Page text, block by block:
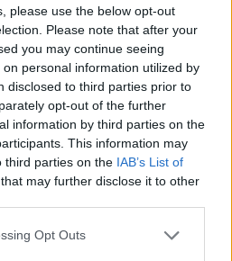
please use the below opt-out
Please note that after your
you may continue seeing
personal information utilized by
disclosed to third parties prior to
opt-out of the further
information by third parties on the
This information may
third parties on the IAB’s List of
that may further disclose it to other
app uses one or more Google
Opt Outs
“Viņitos mīl!” Slaidiņš
atklāj skarbu ainu par
Krievijas situāciju
frontē